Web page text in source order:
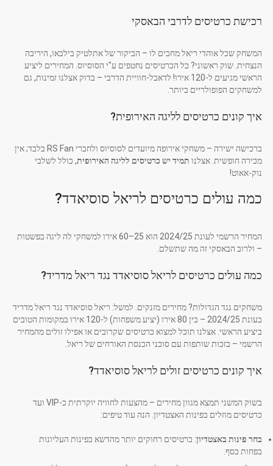
רכישת כרטיסים לדרבי הבאסקי
המשחק שכל אוהדי ריאל מחכים לו – הביקור של אתלטיק בילבאו, היריבה
הנצחית. שוק ראשוני? כל הכרטיסים נחטפים ע"י הסוסיוס. המחירים ליציע
הראשי מגיעים ל-120 אירו! לדאבל-חוויית הדרבי – בדוק אצלנו זמינות, גם
למשחקים הפופולריים ביותר.
איך קונים כרטיסים לליגה האירופית?
ברכישה ישירה – משחקי אירופה מיועדים לסוסיוס ולחברי RS Fan בלבד; אין
מכירה חופשית. אצלנו תמיד יש כרטיסים לליגה האירופית, כולל לשלבי
נוק-אאוט!
כמה עולים כרטיסים לריאל סוסיאדד?
המחיר הרשמי לעונת 2024/25 הוא 25–60 אירו למשחקי לה ליגה בפשטות
– ולרוב הבאסקי זה מה שתשלם.
כמה עולים כרטיסים לריאל סוסיאדד נגד ריאל מדריד?
משחקים נגד הגדולות? מחירים מזנקים. למשל: ריאל סוסיאדד נגד ריאל מדריד
בעונת 2024/25 – בין 80 אירו (יציע משפחות) ל-120 אירו במקומות הטובים
ביציע הראשי. אצלנו תוכל למצוא כרטיסים שקרובים או אפילו זולים מהמחיר
הרשמי – בזכות שותפות עם סוכני הכנסת האורחים של ריאל.
איך קונים כרטיסים זולים לריאל סוסיאדד?
בשוק המשני תמצא מגוון מחירים – מהצעות לחוויה יוקרתית כ-VIP ועד
כרטיסים מוזלים בפינות האצטדיון. הנה עוד טיפים:
בחר פינות באצטדיון: כרטיסים רחוקים יותר מהדשא בפינות העליונות
בפחות כסף.